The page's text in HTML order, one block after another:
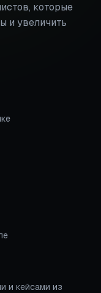
которые
и увеличить
и кейсами из